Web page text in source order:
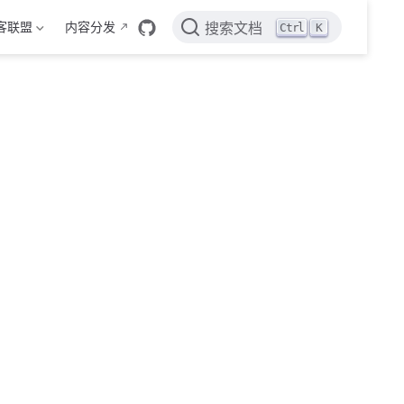
联盟 内容分发 搜索文档 Ctrl K